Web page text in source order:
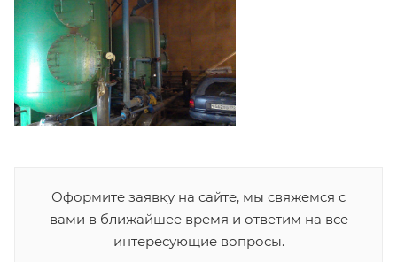
Оформите заявку на сайте, мы свяжемся с
вами в ближайшее время и ответим на все
интересующие вопросы.